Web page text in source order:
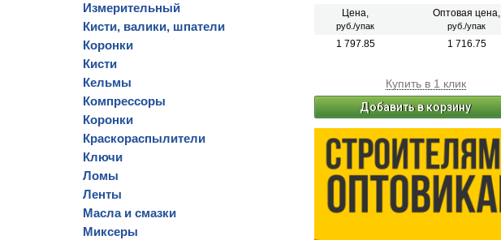
Измерительный
Кисти, валики, шпатели
Коронки
Кисти
Кельмы
Компрессоры
Коронки
Краскораспылители
Ключи
Ломы
Ленты
Масла и смазки
Миксеры
Цена,
руб./упак
Оптовая цена,
руб./упак
1 797.85 1 716.75
Купить в 1 клик
Добавить в корзину